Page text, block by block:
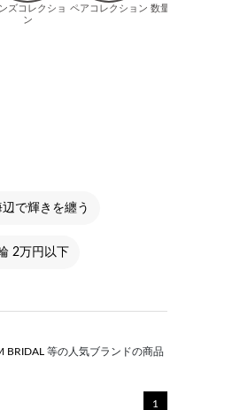
で輝きを纏う
2万円以下
BRIDAL 等の人気ブランドの商品
1